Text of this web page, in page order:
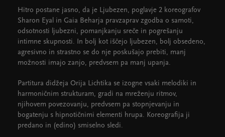
Hitro postane jasno, da je Ljubezen, poglavje 2 koreografov
Sharon Eyal in Gaia Beharja pravzaprav zgodba o samoti,
odsotnosti ljubezni, pomanjkanju sreče in pogrešanju
intimne skupnosti. In bolj kot iščejo ljubezen, bolj obsedeno,
agresivno in strastno se do nje poskušajo prebiti, manj
možnosti imajo zanjo, predvsem pa manj upanja.
Partitura didžeja Orija Lichtika se izogne vsaki melodiki in
harmoničnim strukturam, gradi na mreženju ritmov,
njihovem povezovanju, predvsem pa stopnjevanju in
bogatenju s hipnotičnimi elementi hrupa. Koreografija ji
predano in (edino) smiselno sledi.